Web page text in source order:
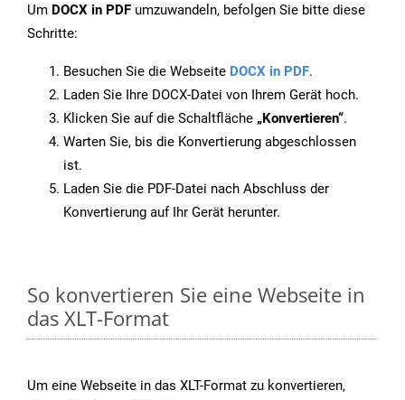
Um DOCX in PDF umzuwandeln, befolgen Sie bitte diese
Schritte:
Besuchen Sie die Webseite DOCX in PDF.
Laden Sie Ihre DOCX-Datei von Ihrem Gerät hoch.
Klicken Sie auf die Schaltfläche „Konvertieren“.
Warten Sie, bis die Konvertierung abgeschlossen
ist.
Laden Sie die PDF-Datei nach Abschluss der
Konvertierung auf Ihr Gerät herunter.
So konvertieren Sie eine Webseite in
das XLT-Format
Um eine Webseite in das XLT-Format zu konvertieren,